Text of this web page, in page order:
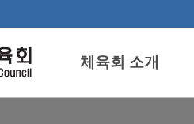
체육회 소개